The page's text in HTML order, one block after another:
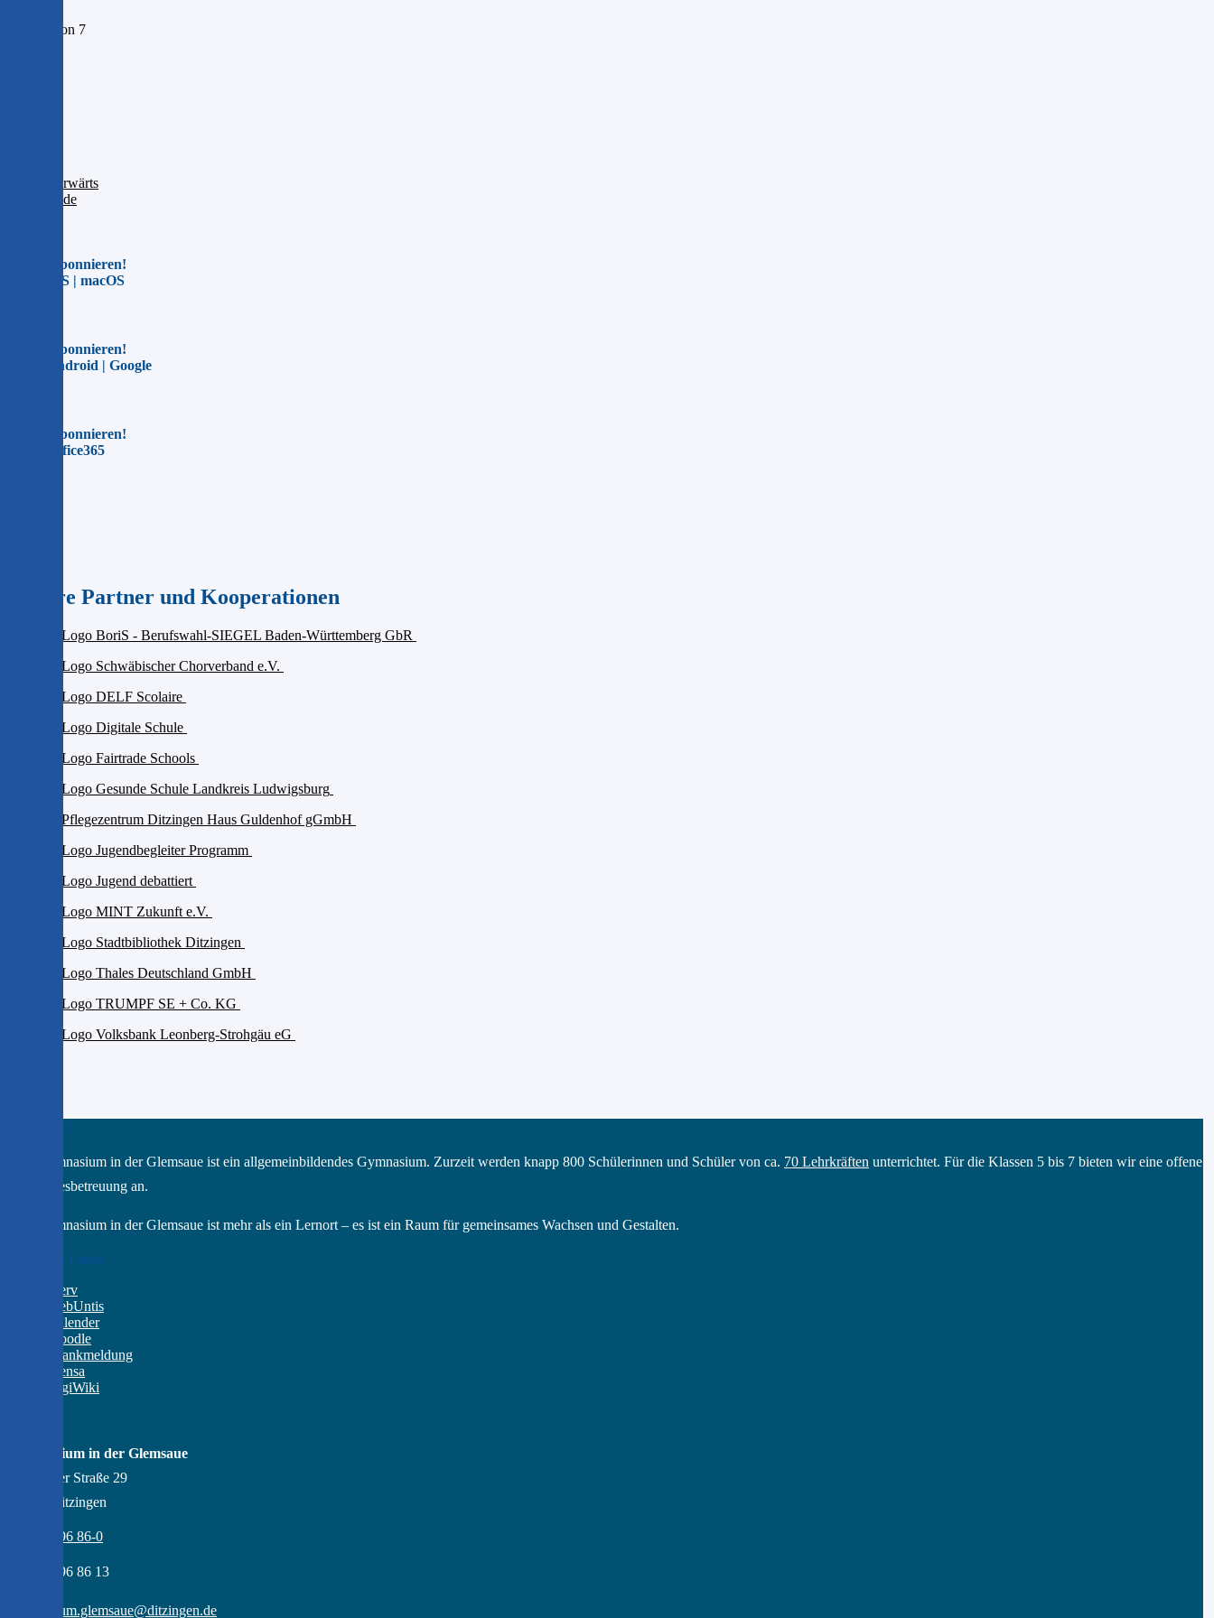
Seite 1 von 7
Vorwärts
Ende
Jetzt abonnieren!
Für iOS | macOS
Jetzt abonnieren!
Für Android | Google
Jetzt abonnieren!
Für Office365
Unsere Partner und Kooperationen
Das GGD
Das Gymnasium in der Glemsaue ist ein allgemeinbildendes Gymnasium. Zurzeit werden knapp 800 Schülerinnen und Schüler von ca. 70 Lehrkräften unterrichtet. Für die Klassen 5 bis 7 bieten wir eine offene
Ganztagesbetreuung an.
Das Gymnasium in der Glemsaue ist mehr als ein Lernort – es ist ein Raum für gemeinsames Wachsen und Gestalten.
Wichtige Links
IServ
WebUntis
Kalender
Moodle
Krankmeldung
Mensa
DigiWiki
Gymnasium in der Glemsaue
Gröninger Straße 29
71254 Ditzingen
07156 - 96 86-0
07156 - 96 86 13
gymnasium.glemsaue@ditzingen.de